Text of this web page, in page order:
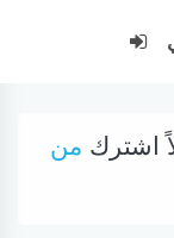
اشترك من